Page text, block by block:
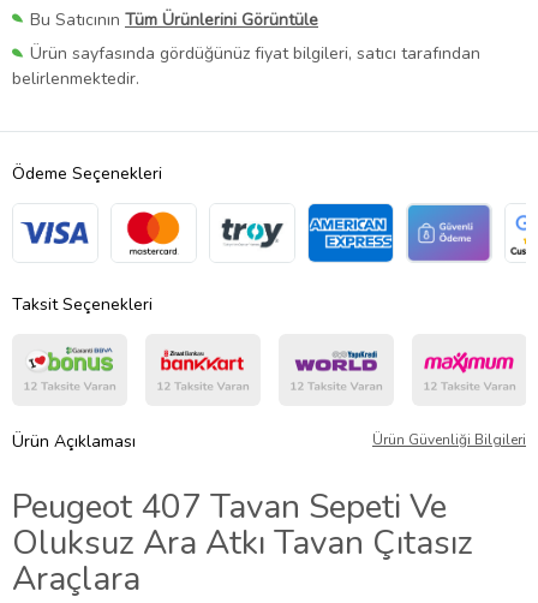
Bu Satıcının Tüm Ürünlerini Görüntüle
Ürün sayfasında gördüğünüz fiyat bilgileri, satıcı tarafından
belirlenmektedir.
Ödeme Seçenekleri
Taksit Seçenekleri
Ürün Açıklaması Ürün Güvenliği Bilgileri
Peugeot 407 Tavan Sepeti Ve
Oluksuz Ara Atkı Tavan Çıtasız
Araçlara